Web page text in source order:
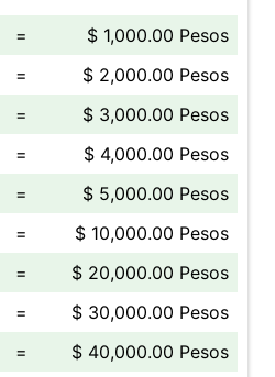
=
$ 1,000.00 Pesos
=
$ 2,000.00 Pesos
=
$ 3,000.00 Pesos
=
$ 4,000.00 Pesos
=
$ 5,000.00 Pesos
=
$ 10,000.00 Pesos
=
$ 20,000.00 Pesos
=
$ 30,000.00 Pesos
= $ 40,000.00 Pesos